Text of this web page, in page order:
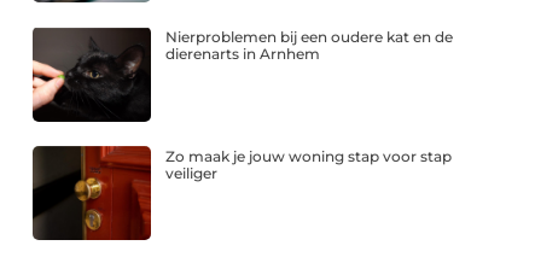
Nierproblemen bij een oudere kat en de
dierenarts in Arnhem
Zo maak je jouw woning stap voor stap
veiliger